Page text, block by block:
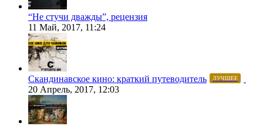
“Не стучи дважды”, рецензия
11 Май, 2017, 11:24
Скандинавское кино: краткий путеводитель ЛУЧШЕЕ
20 Апрель, 2017, 12:03